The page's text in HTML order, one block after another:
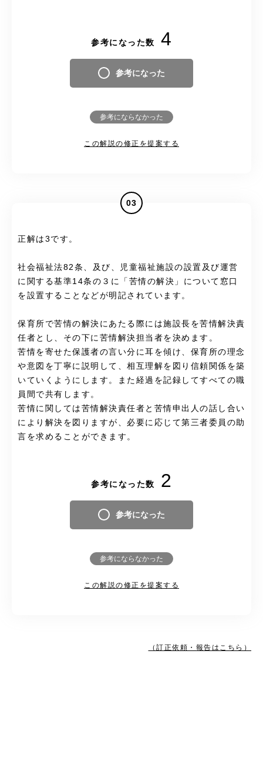
参考になった数 4
参考になった
参考にならなかった
この解説の修正を提案する
03
正解は3です。
社会福祉法82条、及び、児童福祉施設の設置及び運営
に関する基準14条の３に「苦情の解決」について窓口
を設置することなどが明記されています。
保育所で苦情の解決にあたる際には施設長を苦情解決責
任者とし、その下に苦情解決担当者を決めます。
苦情を寄せた保護者の言い分に耳を傾け、保育所の理念
や意図を丁寧に説明して、相互理解を図り信頼関係を築
いていくようにします。また経過を記録してすべての職
員間で共有します。
苦情に関しては苦情解決責任者と苦情申出人の話し合い
により解決を図りますが、必要に応じて第三者委員の助
言を求めることができます。
参考になった数 2
参考になった
参考にならなかった
この解説の修正を提案する
（訂正依頼・報告はこちら）